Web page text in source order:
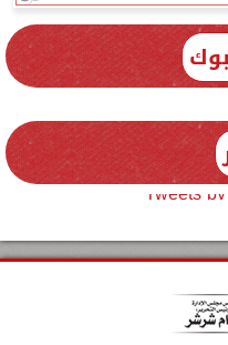
Tweets